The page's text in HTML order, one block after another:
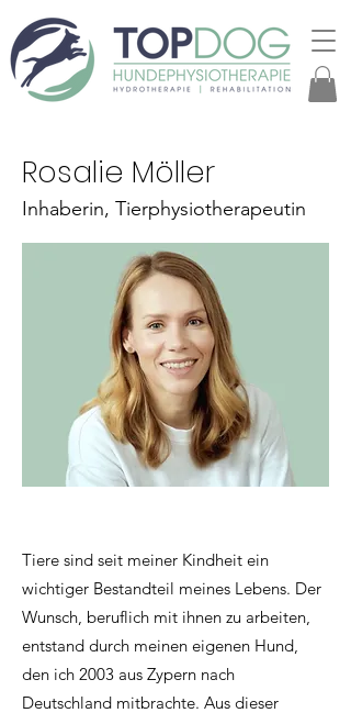
Rosalie Möller
Inhaberin, Tierphysiotherapeutin
Tiere sind seit meiner Kindheit ein
wichtiger Bestandteil meines Lebens. Der
Wunsch, beruflich mit ihnen zu arbeiten,
entstand durch meinen eigenen Hund,
den ich 2003 aus Zypern nach
Deutschland mitbrachte. Aus dieser